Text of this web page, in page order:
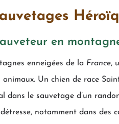
en
enneigées de la France,
animaux. Un chien de race
dans le sauvetage d’un
notamment dans des